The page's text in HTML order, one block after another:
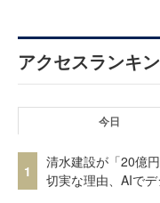
アクセスランキ
今日
1
清水建設が「20億
切実な理由、AIで